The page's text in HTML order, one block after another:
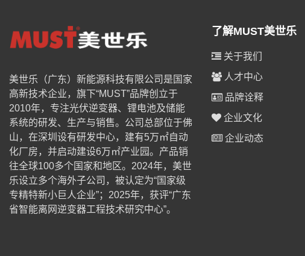
美世乐（广东）新能源科技有限公司是国家
高新技术企业，旗下“MUST”品牌创立于
2010年，专注光伏逆变器、锂电池及储能
系统的研发、生产与销售。公司总部位于佛
山，在深圳设有研发中心，建有5万㎡自动
化厂房，并启动建设6万㎡产业园。产品销
往全球100多个国家和地区。2024年，美世
乐设立多个海外子公司，被认定为“国家级
专精特新小巨人企业”；2025年，获评“广东
省智能离网逆变器工程技术研究中心”。
了解MUST美世乐
关于我们
人才中心
品牌诠释
企业文化
企业动态